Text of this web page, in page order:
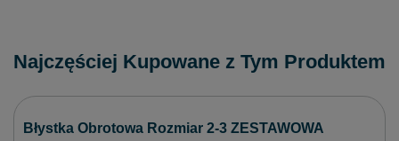
Najczęściej Kupowane z Tym Produktem
Błystka Obrotowa Rozmiar 2-3 ZESTAWOWA